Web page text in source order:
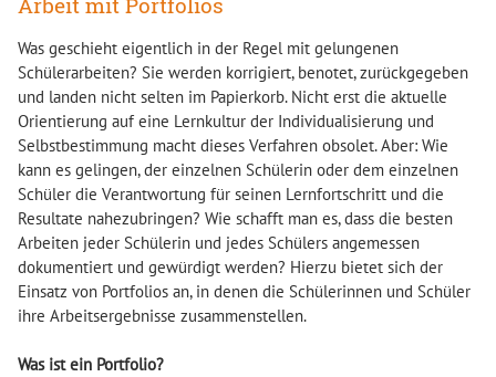
Was geschieht eigentlich in der Regel mit gelungenen
Schülerarbeiten? Sie werden korrigiert, benotet, zurückgegeben
und landen nicht selten im Papierkorb. Nicht erst die aktuelle
Orientierung auf eine Lernkultur der Individualisierung und
Selbstbestimmung macht dieses Verfahren obsolet. Aber: Wie
kann es gelingen, der einzelnen Schülerin oder dem einzelnen
Schüler die Verantwortung für seinen Lernfortschritt und die
Resultate nahezubringen? Wie schafft man es, dass die besten
Arbeiten jeder Schülerin und jedes Schülers angemessen
dokumentiert und gewürdigt werden? Hierzu bietet sich der
Einsatz von Portfolios an, in denen die Schülerinnen und Schüler
ihre Arbeitsergebnisse zusammenstellen.
Was ist ein Portfolio?